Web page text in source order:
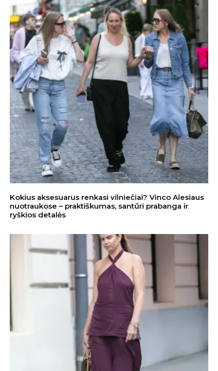
Kokius aksesuarus renkasi vilniečiai? Vinco Alesiaus
nuotraukose – praktiškumas, santūri prabanga ir
ryškios detalės